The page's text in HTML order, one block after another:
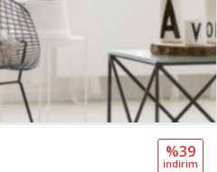
%39
i̇ndi̇ri̇m